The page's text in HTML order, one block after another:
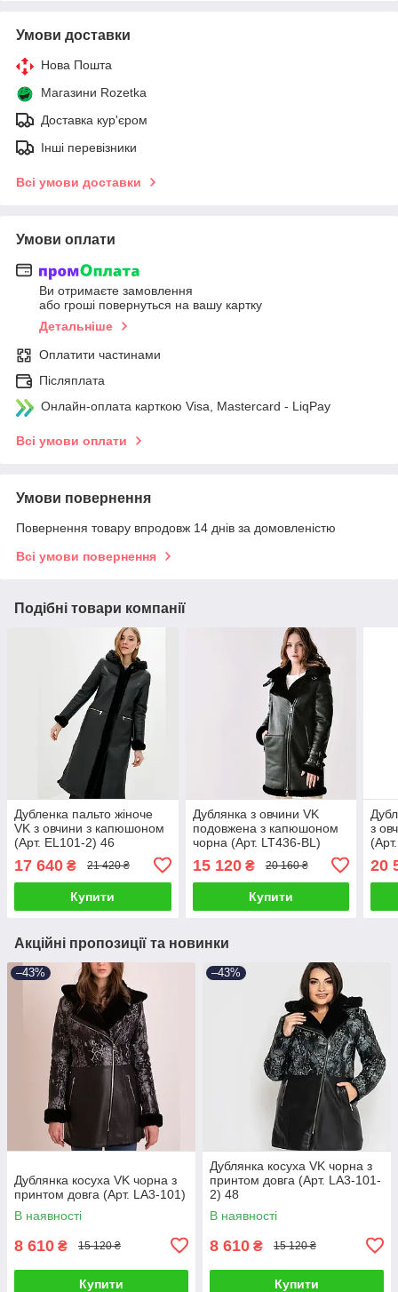
Умови доставки
Нова Пошта
Магазини Rozetka
Доставка кур'єром
Інші перевізники
Всі умови доставки
Умови оплати
Ви отримаєте замовлення
або гроші повернуться на вашу картку
Детальніше
Оплатити частинами
Післяплата
Онлайн-оплата карткою Visa, Mastercard - LiqPay
Всі умови оплати
Умови повернення
Повернення товару впродовж 14 днів за домовленістю
Всі умови повернення
Подібні товари компанії
Дубленка пальто жіноче
VK з овчини з капюшоном
(Арт. EL101-2) 46
17 640 ₴ 21 420 ₴
Купити
Дублянка з овчини VK
подовжена з капюшоном
чорна (Арт. LT436-BL)
15 120₴ 20 160 ₴
Купити
з
20
Акційні пропозиції та новинки
–43%
Дублянка косуха VK чорна з
принтом довга (Арт. LA3-101)
В наявності
8 610 ₴ 15 120 ₴
Купити
–43%
Дублянка косуха VK чорна з
принтом довга (Арт. LA3-101-
2) 48
В наявності
8 610 ₴ 15 120 ₴
Купити